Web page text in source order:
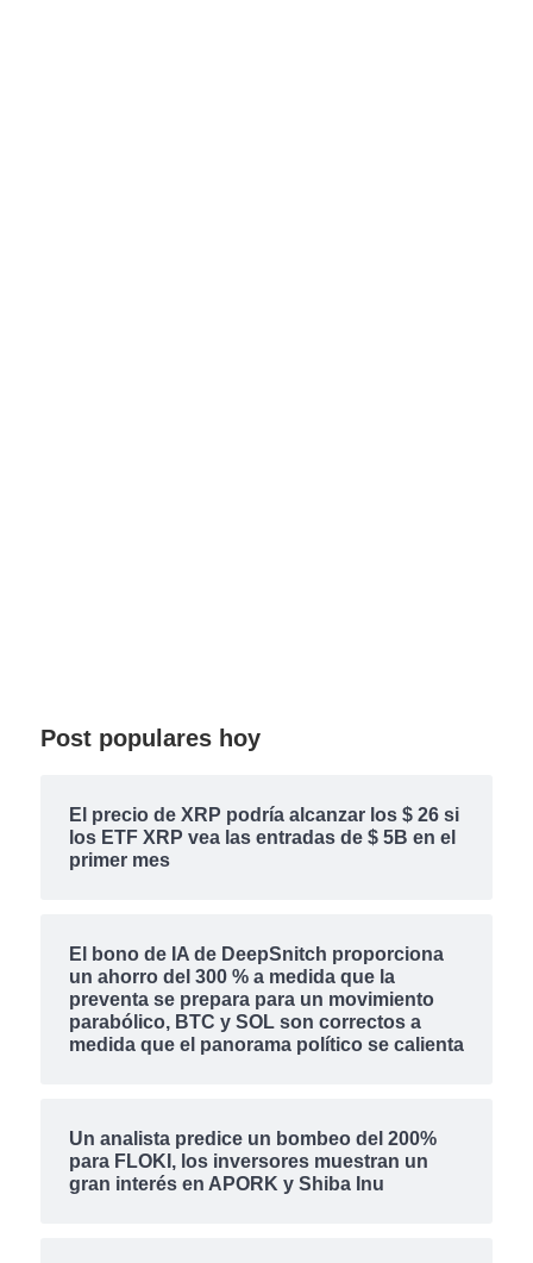
Post populares hoy
El precio de XRP podría alcanzar los $ 26 si
los ETF XRP vea las entradas de $ 5B en el
primer mes
El bono de IA de DeepSnitch proporciona
un ahorro del 300 % a medida que la
preventa se prepara para un movimiento
parabólico, BTC y SOL son correctos a
medida que el panorama político se calienta
Un analista predice un bombeo del 200%
para FLOKI, los inversores muestran un
gran interés en APORK y Shiba Inu